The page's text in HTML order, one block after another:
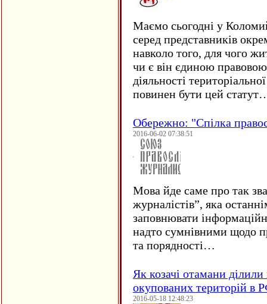
Маємо сьогодні у
серед представників
навколо того, для чого
чи є він єдиною
діяльності
повинен бути цей
Обережно: "Спілка
2016-06-02 07:38:51
Мова йде саме про так
журналістів”, яка
заповнювати
надто сумнівними щодо
та порядності…
Як козачі отамани
окупованих територій в
2016-05-18 12:48:23